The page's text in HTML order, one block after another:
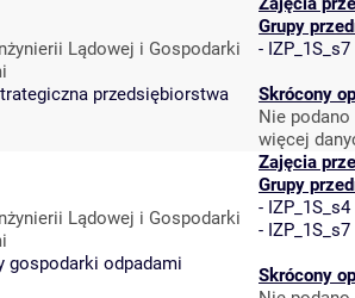
Lądowej i Gospodarki
przedsiębiorstwa
Grupy
- IZP_1S_s7
Skrócony
Nie
więcej
Lądowej i Gospodarki
gospodarki odpadami
Zajęcia
Grupy
- IZP_1S_s4
- IZP_1S_s7
Skrócony